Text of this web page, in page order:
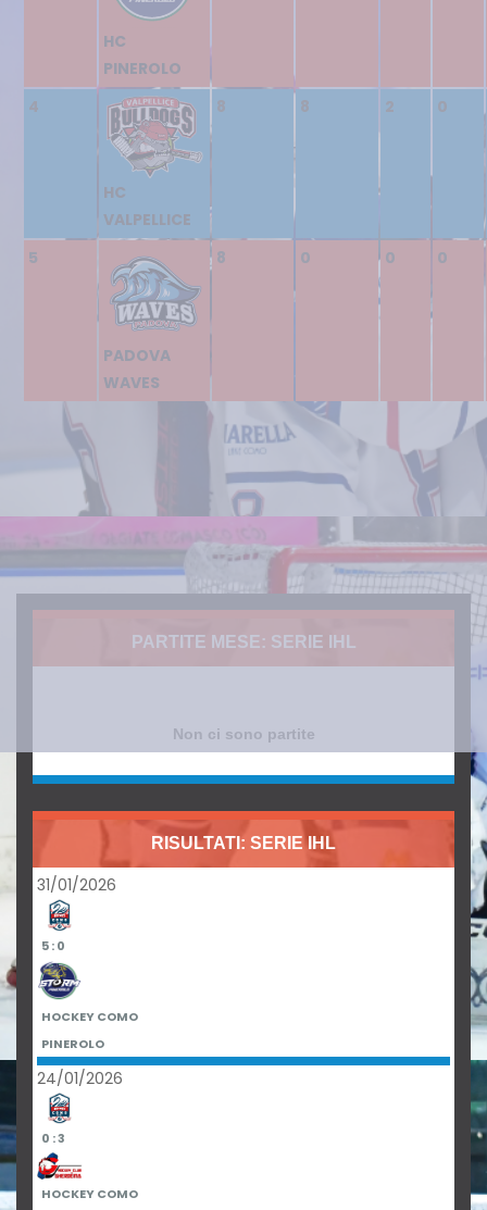
HC
PINEROLO
4
HC
VALPELLICE
8 8 2 0
5
PADOVA
WAVES
8 0 0 0
PARTITE MESE: SERIE IHL
Non ci sono partite
RISULTATI: SERIE IHL
31/01/2026
5 : 0
HOCKEY COMO
PINEROLO
24/01/2026
0 : 3
HOCKEY COMO